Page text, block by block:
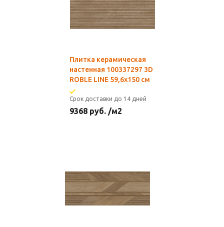
Плитка керамическая
настенная 100337297 3D
ROBLE LINE 59,6х150 см
Срок доставки до 14 дней
9368 руб. /м2